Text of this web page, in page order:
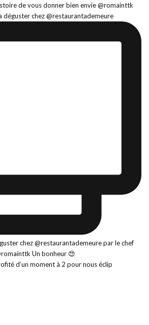
déguster chez @restaurantademeure
d’un moment à 2 pour nous éclip